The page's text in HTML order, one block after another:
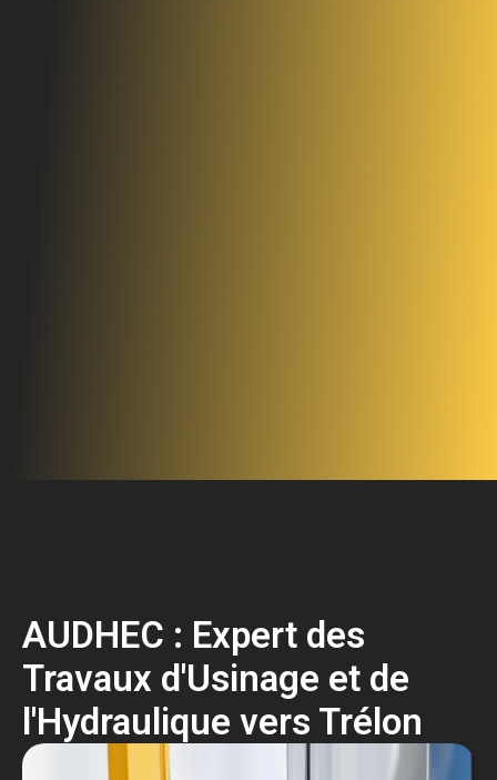
AUDHEC : Expert des
Travaux d'Usinage et de
l'Hydraulique vers Trélon